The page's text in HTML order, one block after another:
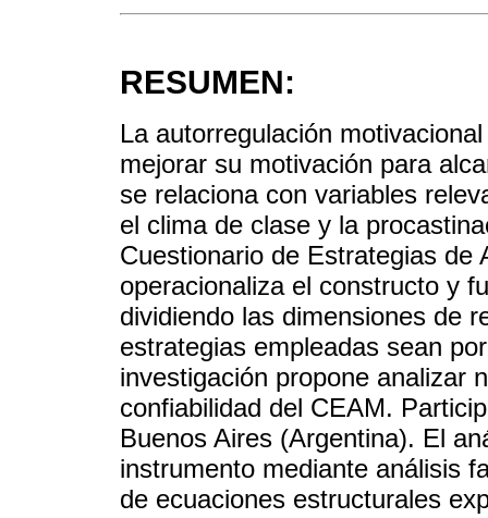
RESUMEN:
La autorregulación
mejorar su motivación para
se relaciona con variables
el clima de clase y la
Cuestionario de Estrategias de
operacionaliza el constructo y
dividiendo las dimensiones de
estrategias empleadas sean
investigación propone analizar
confiabilidad del CEAM.
Buenos Aires (Argentina). El
instrumento mediante análisis
de ecuaciones estructurales